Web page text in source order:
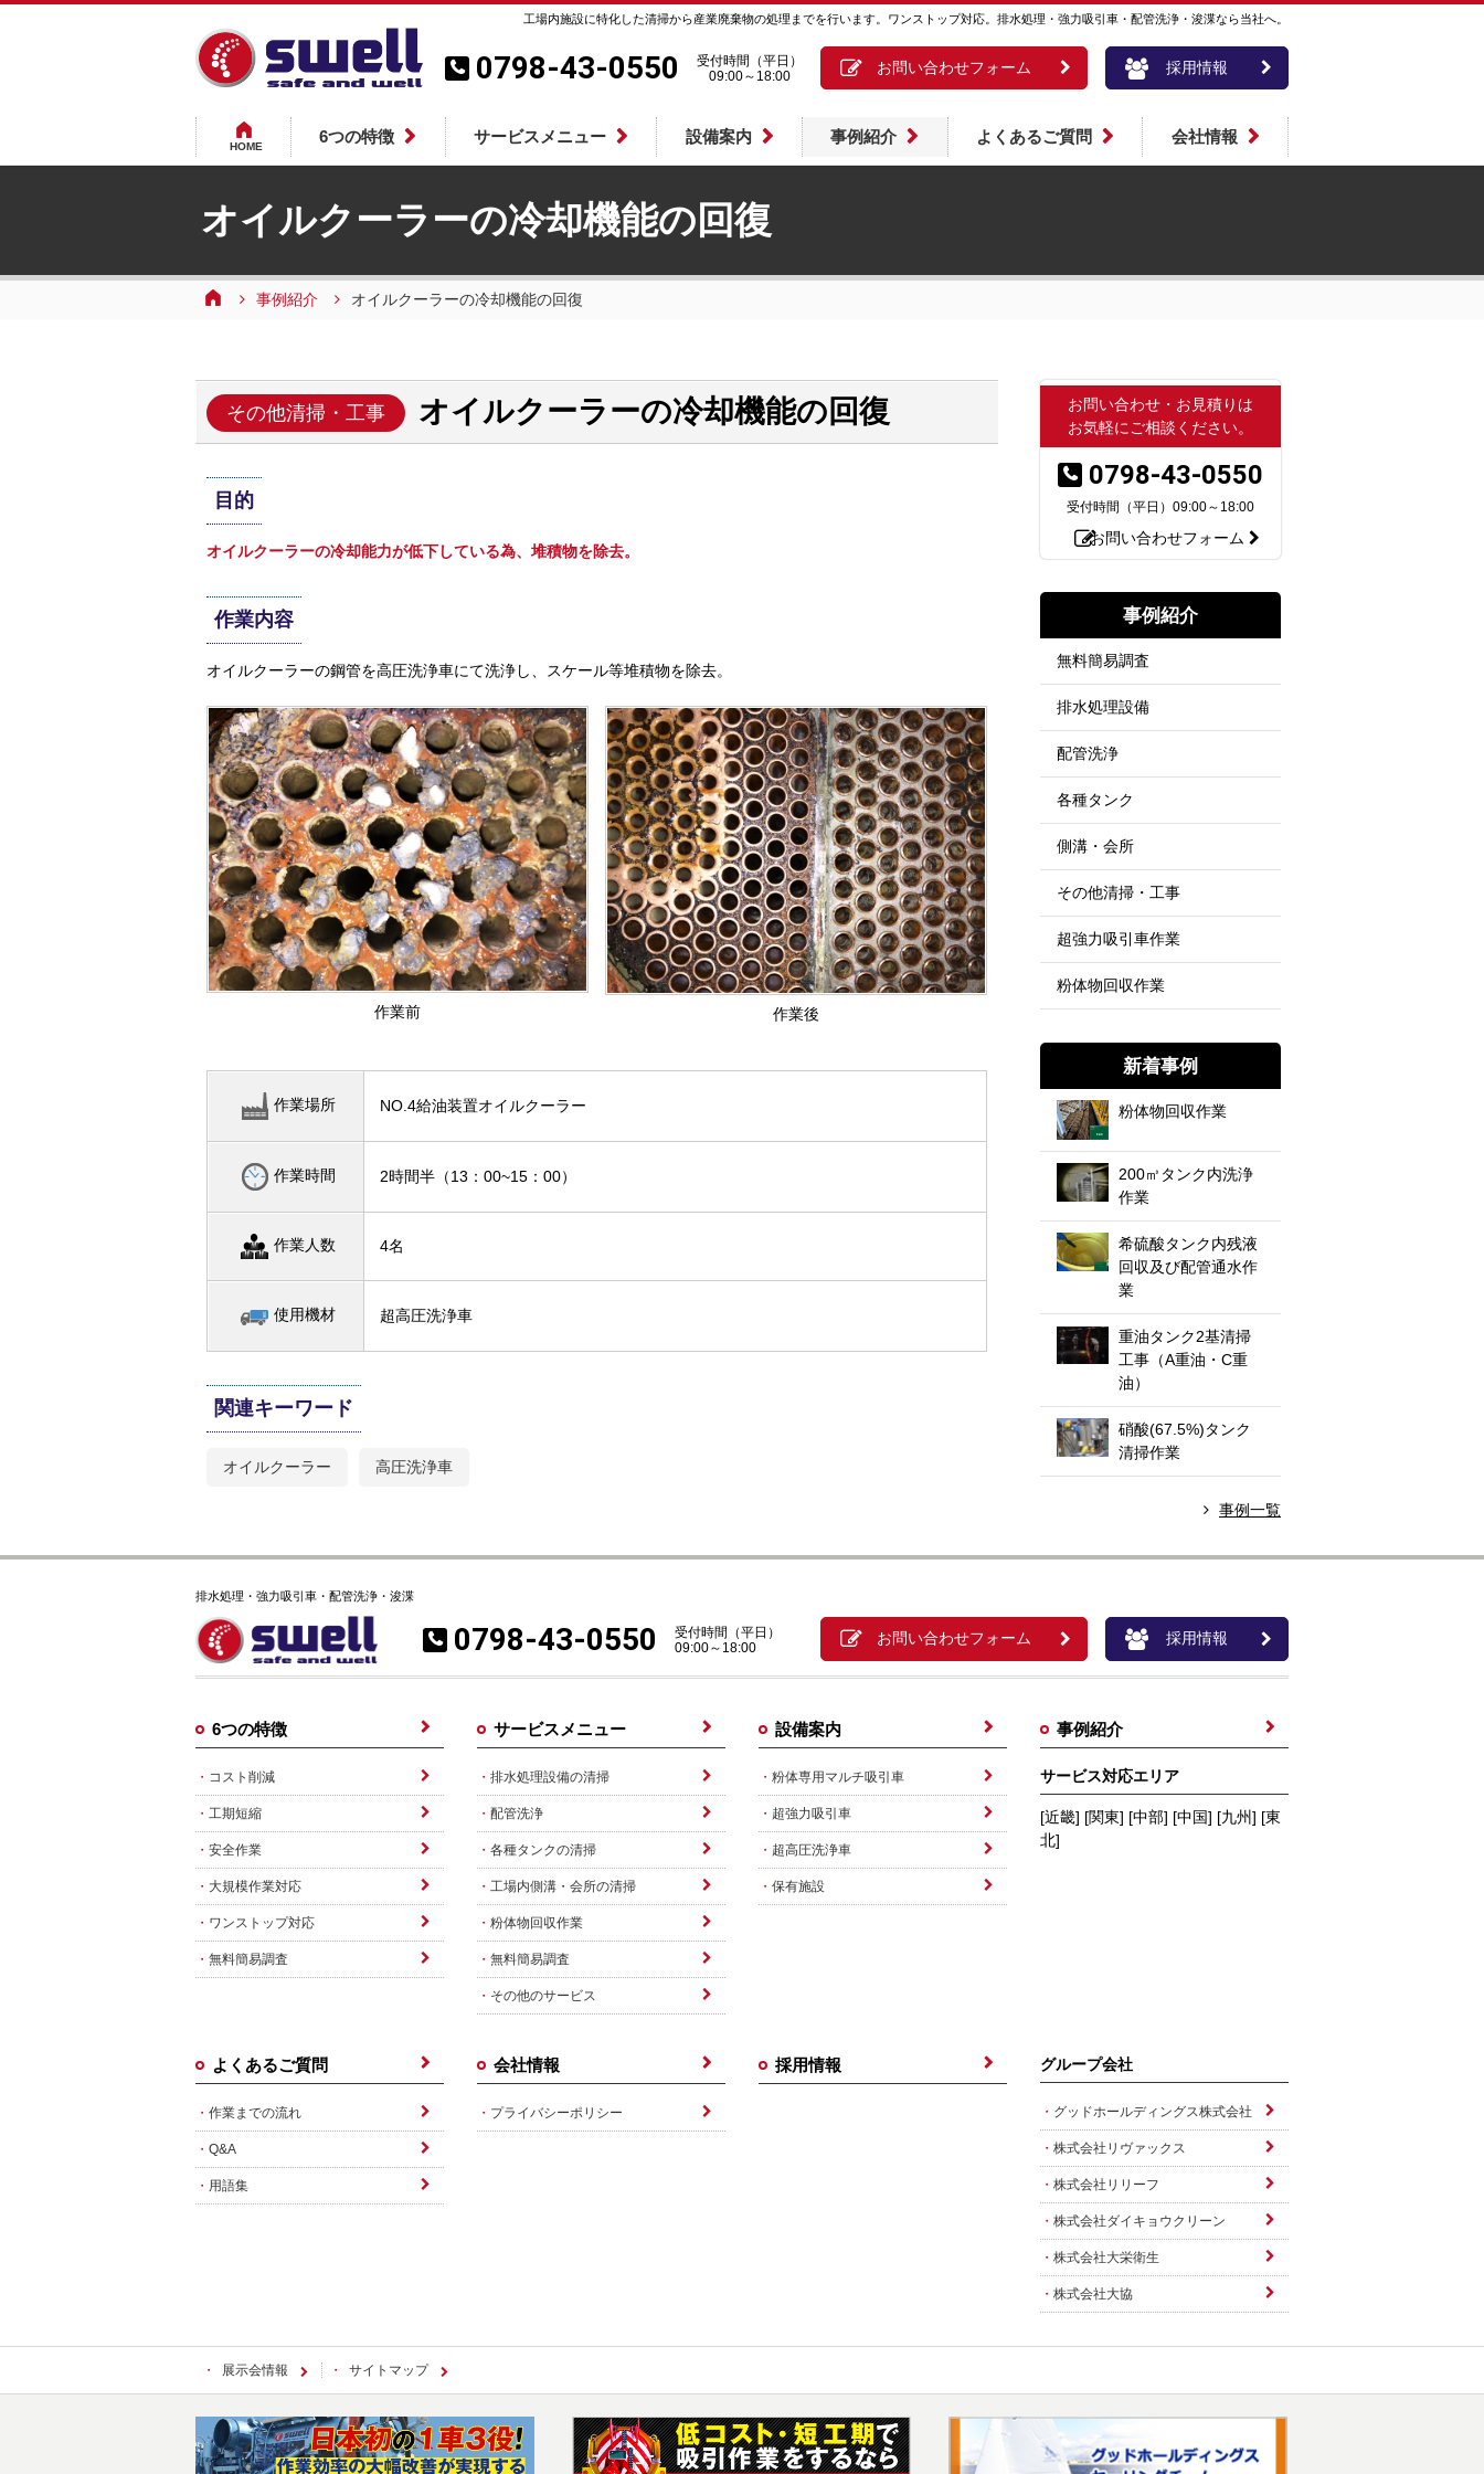
工場内施設に特化した清掃から産業廃棄物の処理までを行います。ワンストップ対応。排水処理・強力吸引車・配管洗浄・浚渫なら当社へ。
0798-43-0550
受付時間（平日）
09:00～18:00
お問い合わせフォーム 採用情報
HOME
6つの特徴 サービスメニュー 設備案内 事例紹介 よくあるご質問 会社情報
オイルクーラーの冷却機能の回復
事例紹介 オイルクーラーの冷却機能の回復
その他清掃・工事 オイルクーラーの冷却機能の回復
目的
オイルクーラーの冷却能力が低下している為、堆積物を除去。
作業内容
オイルクーラーの鋼管を高圧洗浄車にて洗浄し、スケール等堆積物を除去。
作業前 作業後
作業場所 NO.4給油装置オイルクーラー
作業時間 2時間半（13：00~15：00）
作業人数 4名
使用機材 超高圧洗浄車
関連キーワード
オイルクーラー 高圧洗浄車
お問い合わせ・お見積りは
お気軽にご相談ください。
0798-43-0550
受付時間（平日） 09:00～18:00
お問い合わせフォーム
事例紹介
無料簡易調査
排水処理設備
配管洗浄
各種タンク
側溝・会所
その他清掃・工事
超強力吸引車作業
粉体物回収作業
新着事例
粉体物回収作業
200㎥タンク内洗浄
作業
希硫酸タンク内残液
回収及び配管通水作
業
重油タンク2基清掃
工事（A重油・C重
油）
硝酸(67.5%)タンク
清掃作業
事例一覧
排水処理・強力吸引車・配管洗浄・浚渫
0798-43-0550
受付時間（平日）
09:00～18:00
お問い合わせフォーム 採用情報
6つの特徴
コスト削減
工期短縮
安全作業
大規模作業対応
ワンストップ対応
無料簡易調査
サービスメニュー
排水処理設備の清掃
配管洗浄
各種タンクの清掃
工場内側溝・会所の清掃
粉体物回収作業
無料簡易調査
その他のサービス
設備案内
粉体専用マルチ吸引車
超強力吸引車
超高圧洗浄車
保有施設
事例紹介
サービス対応エリア
[近畿] [関東] [中部] [中国] [九州] [東
北]
よくあるご質問
作業までの流れ
Q&A
用語集
会社情報
プライバシーポリシー
採用情報 グループ会社
グッドホールディングス株式会社
株式会社リヴァックス
株式会社リリーフ
株式会社ダイキョウクリーン
株式会社大栄衛生
株式会社大協
展示会情報 サイトマップ